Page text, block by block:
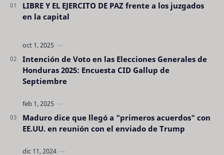
LIBRE Y EL EJERCITO DE PAZ frente a los juzgados
en la capital
Intención de Voto en las Elecciones Generales de
Honduras 2025: Encuesta CID Gallup de
Septiembre
Maduro dice que llegó a "primeros acuerdos" con
EE.UU. en reunión con el enviado de Trump